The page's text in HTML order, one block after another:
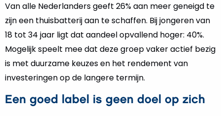
Van alle Nederlanders geeft 26% aan meer geneigd te
zijn een thuisbatterij aan te schaffen. Bij jongeren van
18 tot 34 jaar ligt dat aandeel opvallend hoger: 40%.
Mogelijk speelt mee dat deze groep vaker actief bezig
is met duurzame keuzes en het rendement van
investeringen op de langere termijn.
Een goed label is geen doel op zich